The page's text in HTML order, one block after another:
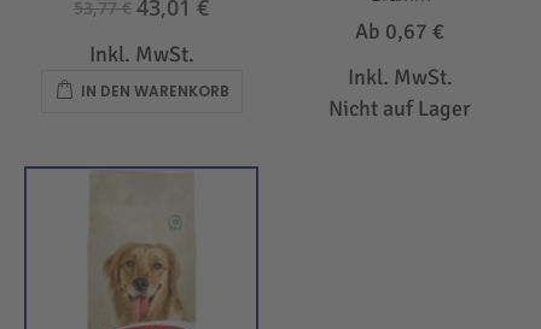
53,77 € 43,01 €
Inkl. MwSt.
IN DEN WARENKORB
Ab 0,67 €
Inkl. MwSt.
Nicht auf Lager